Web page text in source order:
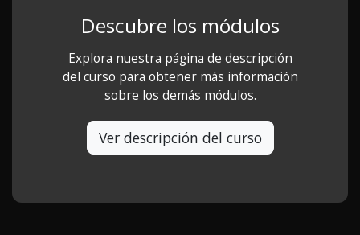
Descubre los módulos
Explora nuestra página de descripción
del curso para obtener más información
sobre los demás módulos.
Ver descripción del curso